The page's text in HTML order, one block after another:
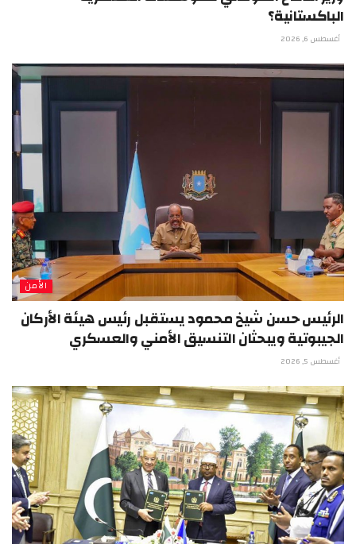
الباكستانية؟
أغسطس 6, 2026
الأمن
الرئيس حسن شيخ محمود يستقبل رئيس هيئة الأركان
الجيبوتية ويبحثان التنسيق الأمني والعسكري
أغسطس 5, 2026